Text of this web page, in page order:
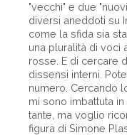
"vecchi" e due
diversi aneddoti su
come la sfida sia
una pluralità di voci
rosse. E di cercare
dissensi interni.
numero. Cercando
mi sono imbattuta
tante, ma voglio
figura di Simone